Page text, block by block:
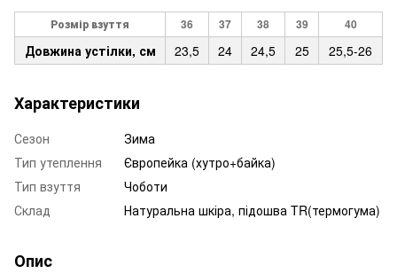
Розмір взуття 36 37 38 39 40
Довжина устілки, см 23,5 24 24,5 25 25,5-26
Характеристики
Сезон
Зима
Тип утеплення
Європейка (хутро+байка)
Тип взуття
Чоботи
Склад
Натуральна шкіра, підошва TR(термогума)
Опис